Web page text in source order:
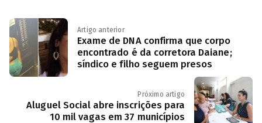
Artigo anterior
Exame de DNA confirma que corpo
encontrado é da corretora Daiane;
síndico e filho seguem presos
Próximo artigo
Aluguel Social abre inscrições para
10 mil vagas em 37 municípios